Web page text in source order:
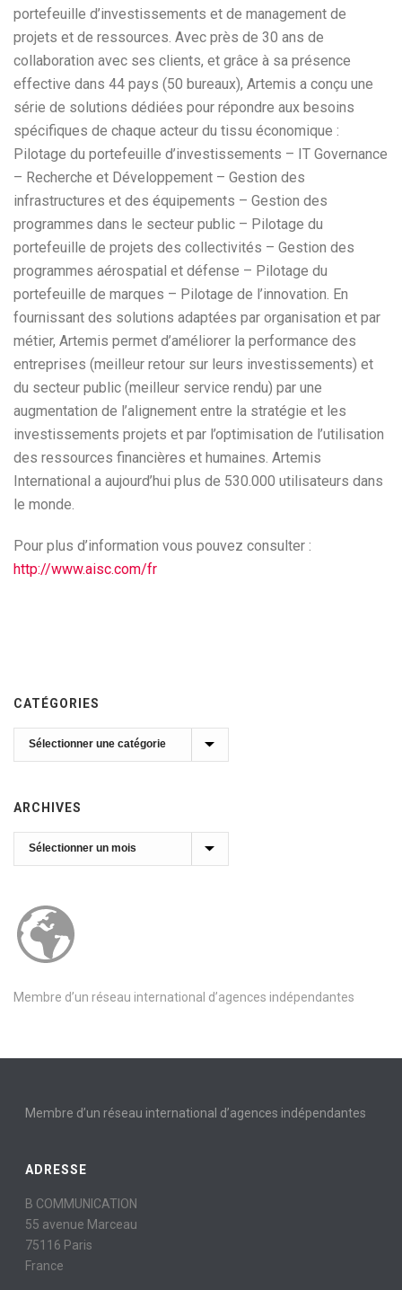
portefeuille d’investissements et de management de
projets et de ressources. Avec près de 30 ans de
collaboration avec ses clients, et grâce à sa présence
effective dans 44 pays (50 bureaux), Artemis a conçu une
série de solutions dédiées pour répondre aux besoins
spécifiques de chaque acteur du tissu économique :
Pilotage du portefeuille d’investissements – IT Governance
– Recherche et Développement – Gestion des
infrastructures et des équipements – Gestion des
programmes dans le secteur public – Pilotage du
portefeuille de projets des collectivités – Gestion des
programmes aérospatial et défense – Pilotage du
portefeuille de marques – Pilotage de l’innovation. En
fournissant des solutions adaptées par organisation et par
métier, Artemis permet d’améliorer la performance des
entreprises (meilleur retour sur leurs investissements) et
du secteur public (meilleur service rendu) par une
augmentation de l’alignement entre la stratégie et les
investissements projets et par l’optimisation de l’utilisation
des ressources financières et humaines. Artemis
International a aujourd’hui plus de 530.000 utilisateurs dans
le monde.
Pour plus d’information vous pouvez consulter :
http://www.aisc.com/fr
CATÉGORIES
Catégories
ARCHIVES
Archives
Membre d’un réseau international d’agences indépendantes
Membre d’un réseau international d’agences indépendantes
ADRESSE
B COMMUNICATION
55 avenue Marceau
75116 Paris
France